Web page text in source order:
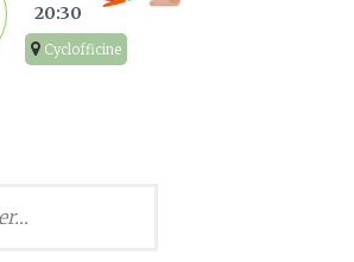
20:30
Cyclofficine